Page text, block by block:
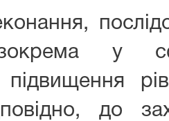
у
підвищення
до